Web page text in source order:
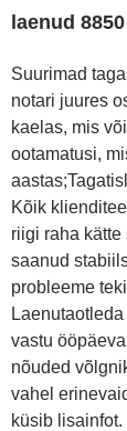
laenud
Suurimad
notari juures
kaelas, mis
ootamatusi,
Kõik
riigi raha
saanud
probleeme
vastu
nõuded
vahel
küsib